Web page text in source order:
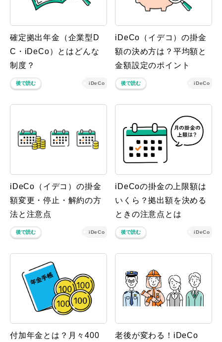
確定拠出年金（企業型D
C・iDeCo）とはどんな
制度？
後で読む iDeCo
iDeCo（イデコ）の掛金
額の決め方は？平均額と
金額設定のポイント
後で読む iDeCo
iDeCo（イデコ）の掛金
額変更・停止・解約の方
法と注意点
後で読む iDeCo
iDeCoの掛金の上限額は
いくら？拠出額を決める
ときの注意点とは
後で読む iDeCo
付加年金とは？月々400
老後が変わる！iDeCo